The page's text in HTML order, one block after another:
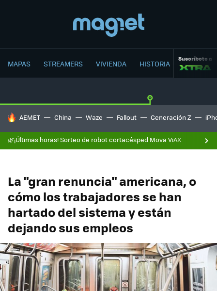
MAPAS STREAMERS VIVIENDA HISTORIA Suscríbete a
HOY SE HABLA DE
AEMET China Waze Fallout Generación Z
🌿¡Últimas horas! Sorteo de robot cortacésped Mova ViAX
La "gran renuncia" americana, o
cómo los trabajadores se han
hartado del sistema y están
dejando sus empleos